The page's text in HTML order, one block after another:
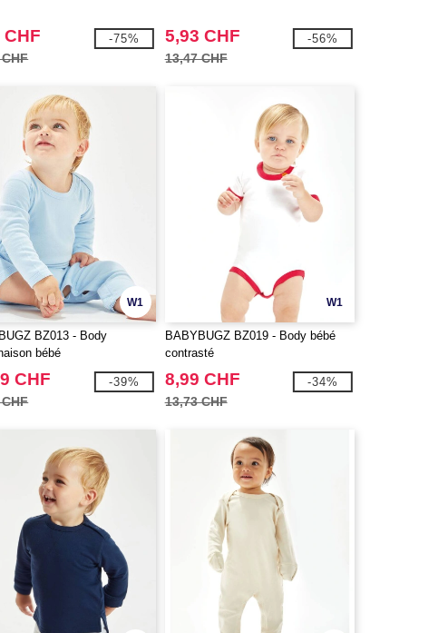
CHF -75% 5,93 CHF
13,47 CHF
-56%
W1
BZ013 - Body
bébé
CHF -39%
W1
BABYBUGZ BZ019 - Body bébé
contrasté
8,99 CHF
13,73 CHF
-34%